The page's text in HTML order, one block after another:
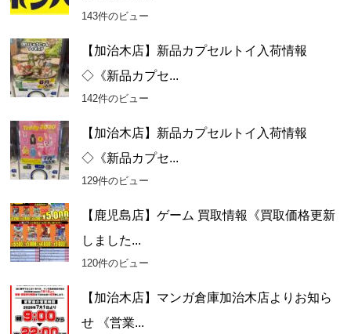
143件のビュー
【加治木店】新品カプセルトイ入荷情報
◇《新品カプセ...
142件のビュー
【加治木店】新品カプセルトイ入荷情報
◇《新品カプセ...
129件のビュー
【鹿児島店】ゲーム 買取情報《買取価格更新
しました...
120件のビュー
【加治木店】マンガ倉庫加治木店よりお知ら
せ 《営業...